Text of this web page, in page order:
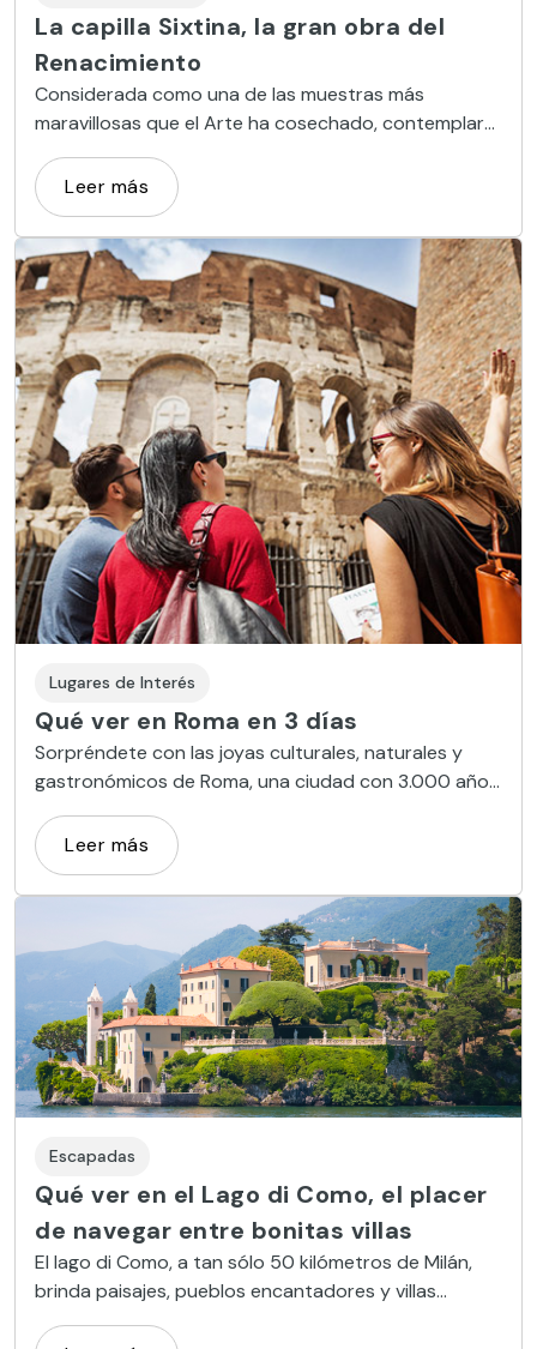
La capilla Sixtina, la gran obra del
Renacimiento
Considerada como una de las muestras más
maravillosas que el Arte ha cosechado, contemplar
la capilla Sixtina es como estar dentro de un sueño.
Leer más
Lugares de Interés
Qué ver en Roma en 3 días
Sorpréndete con las joyas culturales, naturales y
gastronómicos de Roma, una ciudad con 3.000 años
de antigüedad, en una escapada turística de tres
jornadas
Leer más
Escapadas
Qué ver en el Lago di Como, el placer
de navegar entre bonitas villas
El lago di Como, a tan sólo 50 kilómetros de Milán,
brinda paisajes, pueblos encantadores y villas
exclusivas. Conoce sus lugares más interesantes.